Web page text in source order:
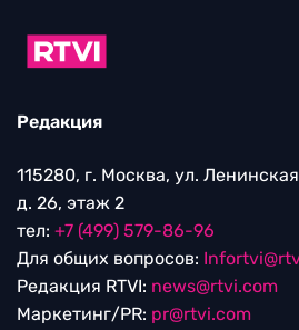
Редакция
115280, г. Москва, ул.
д. 26, этаж 2
тел: +7 (499) 579-86-96
Для общих вопросов:
Редакция RTVI: news@rtvi.com
Маркетинг/PR: pr@rtvi.com